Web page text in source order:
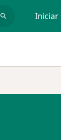
Iniciar